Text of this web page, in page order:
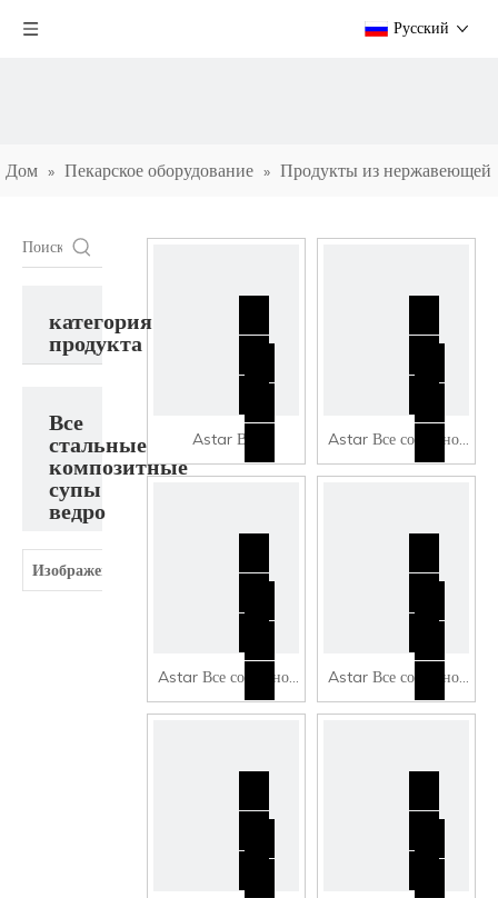
Pусский
Дом » Пекарское оборудование » Продукты из нержавеющей
категория
продукта
Все
стальные
композитные
супы
ведро
Изображение Наименование
Astar Все
композитное суп из
Astar Все составное
суп из нержавеющей
Astar Все составное
суп из нержавеющей
Astar Все составное
суп из нержавеющей